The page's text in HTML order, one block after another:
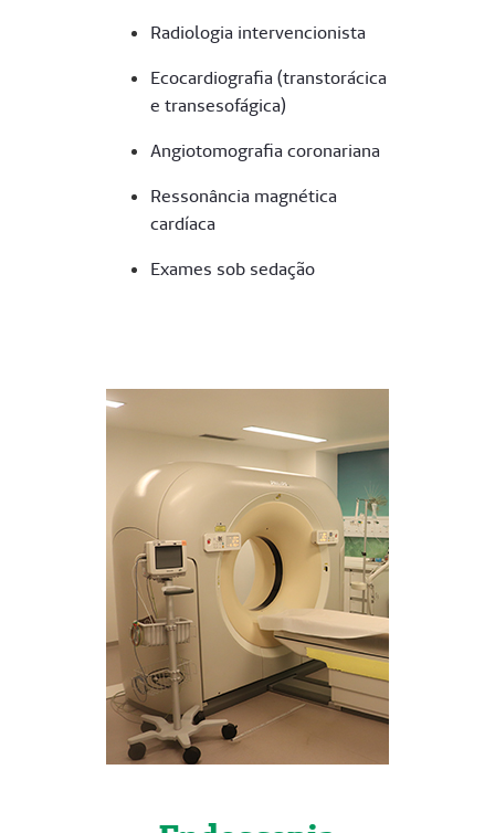
Radiologia intervencionista
Ecocardiografia (transtora´cica
e transesofa´gica)
Angiotomografia coronariana
Ressonância magne´tica
cardíaca
Exames sob sedação